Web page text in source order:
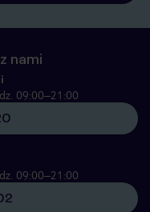
nami
09:00–21:00
09:00–21:00